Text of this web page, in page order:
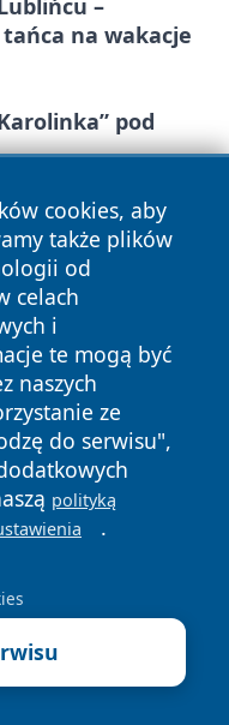
na wakacje
pod
na tarasie
muzycznego
Kolejne wydarzenia
nie zawsze
cookies, aby
także plików
od
celach
i
te mogą być
naszych
ze
do serwisu",
polityką
.